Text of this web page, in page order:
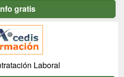
gratis
Laboral